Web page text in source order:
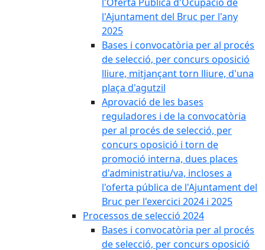
l'Ajuntament del Bruc per l'any
2025
Bases i convocatòria per al procés
de selecció, per concurs oposició
lliure, mitjançant torn lliure, d'una
plaça d'agutzil
Aprovació de les bases
reguladores i de la convocatòria
per al procés de selecció, per
concurs oposició i torn de
promoció interna, dues places
d'administratiu/va, incloses a
l'oferta pública de l'Ajuntament del
Bruc per l'exercici 2024 i 2025
Processos de selecció 2024
Bases i convocatòria per al procés
de selecció, per concurs oposició